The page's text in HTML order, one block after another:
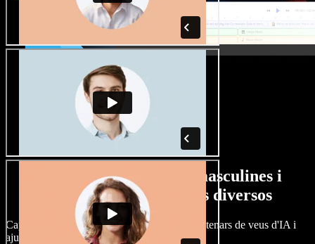
Gran varietat de veus masculines i
femenines amb accents diversos
Cap projecte ha de sonar igual. Tria entre centenars de veus d'IA i
ajusta'n l’accent.